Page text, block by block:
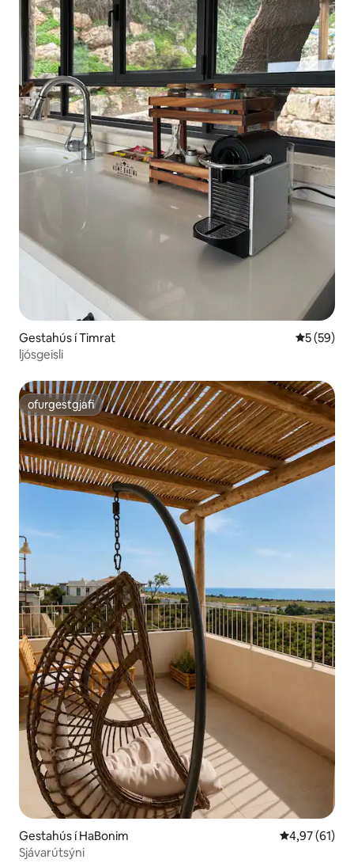
Gestahús í Timrat 5 af 5 í
5 (59)
ljósgeisli
ofurgestgjafi
ofurgestgjafi
Gestahús í HaBonim 4,97 af 5 í
4,97 (61)
Sjávarútsýni